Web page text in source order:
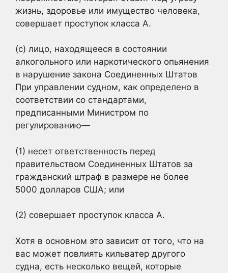
жизнь, здоровье или имущество человека,
совершает проступок класса А.
(c) лицо, находящееся в состоянии
алкогольного или наркотического опьянения
в нарушение закона Соединенных Штатов
При управлении судном, как определено в
соответствии со стандартами,
предписанными Министром по
регулированию—
(1) несет ответственность перед
правительством Соединенных Штатов за
гражданский штраф в размере не более
5000 долларов США; или
(2) совершает проступок класса А.
Хотя в основном это зависит от того, что на
вас может повлиять кильватер другого
судна, есть несколько вещей, которые